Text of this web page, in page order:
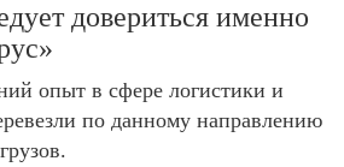
довериться именно
опыт в сфере логистики и
по данному направлению